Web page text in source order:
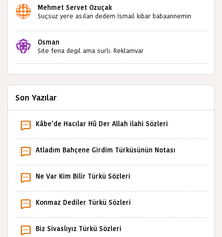
Mehmet Servet Özuçak
Suçsuz yere asılan dedem İsmail kibar babaannemin
Osman
Site fena degil ama surli. Reklamvar
Son Yazılar
Kâbe’de Hacılar Hû Der Allah ilahi Sözleri
Atladım Bahçene Girdim Türküsünün Notası
Ne Var Kim Bilir Türkü Sözleri
Konmaz Dediler Türkü Sözleri
Biz Sivaslıyız Türkü Sözleri